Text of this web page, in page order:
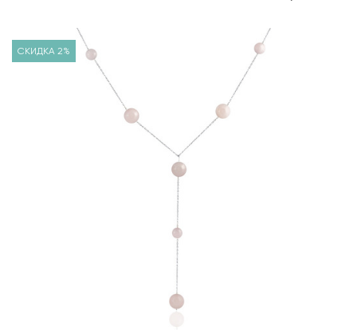
СКИДКА 2%